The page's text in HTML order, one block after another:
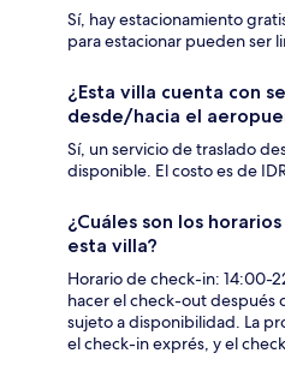
Sí, hay estacionamiento
para estacionar pueden ser
¿Esta villa cuenta con
desde/hacia el
Sí, un servicio de traslado
disponible. El costo es de
¿Cuáles son los
esta villa?
Horario de check-in: 14:00-
hacer el check-out después
sujeto a disponibilidad. La
el check-in exprés, y el